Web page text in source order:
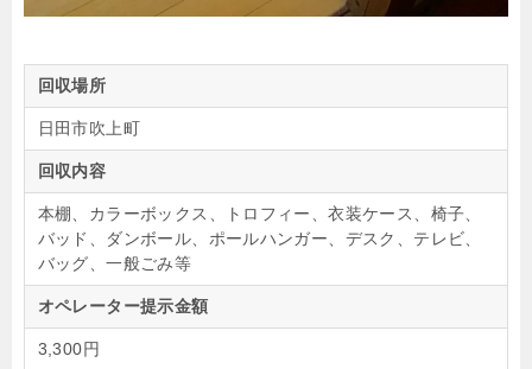
回収場所
日田市吹上町
回収内容
本棚、カラーボックス、トロフィー、衣装ケース、椅子、
バッド、ダンボール、ポールハンガー、デスク、テレビ、
バッグ、一般ごみ等
オペレーター提示金額
3,300円